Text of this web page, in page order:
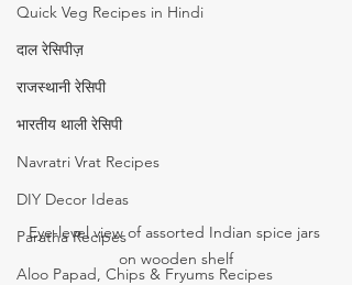
Quick Veg Recipes in Hindi
दाल रेसिपीज़
राजस्थानी रेसिपी
भारतीय थाली रेसिपी
Navratri Vrat Recipes
DIY Decor Ideas
Paratha Recipes
Aloo Papad, Chips & Fryums Recipes
Eye-level view of assorted Indian spice jars
on wooden shelf